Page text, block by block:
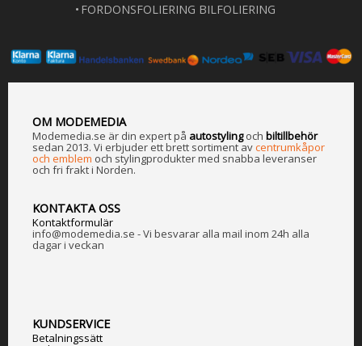
FORDONSFOLIERING BILFOLIERING
OM MODEMEDIA
Modemedia.se är din expert på autostylingoch biltillbehör
sedan 2013. Vi erbjuder ett brett sortiment avcentrumkåpor
och emblem och stylingprodukter med snabba leveranser
och fri frakt i Norden.
KONTAKTA OSS
Kontaktformulär
info@modemedia.se - Vi besvarar alla mail inom 24h alla
dagar i veckan
KUNDSERVICE
Betalningssätt